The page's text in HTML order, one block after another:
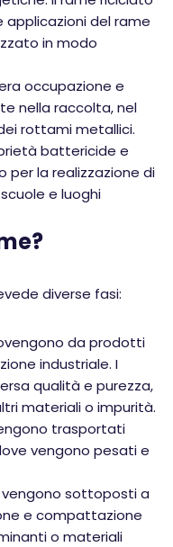
applicazioni del rame
in modo
occupazione e
nella raccolta, nel
rottami metallici.
battericide e
per la realizzazione di
e luoghi
diverse fasi:
da prodotti
industriale. I
qualità e purezza,
materiali o impurità.
trasportati
vengono pesati e
sottoposti a
e compattazione
o materiali